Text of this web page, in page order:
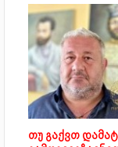
თუ გაქვთ